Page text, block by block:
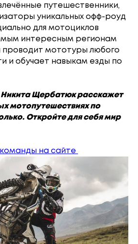
путешественники,
уникальных офф-роуд
для мотоциклов
интересным регионам
проводит мототуры любого
и обучает навыкам езды по
Никита Щербатюк расскажет
мотопутешествиях по
Откройте для себя мир
на сайте